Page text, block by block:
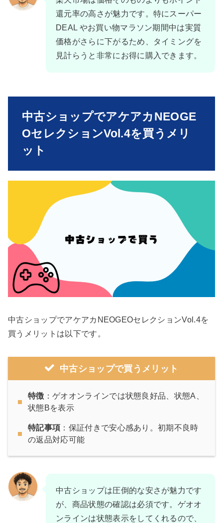
還元率の高さが魅力です。特にスーパー
DEAL やお買い物マラソン期間中は実質
価格がさらに下がるため、タイミングを
見計らうと非常にお得に購入できます。
中古ショップでアケアカNEOGE
OセレクションVol.4を買うメリ
ット
中古ショップでアケアカNEOGEOセレクションVol.4を
買うメリットは以下です。
中古ショップで買うメリット
特徴 ：ゲオオンラインでは状態良好品、状態A、
状態Bを表示
特記事項 ：保証付きで安心感あり。初期不良時
の返品対応可能
中古ショップは圧倒的な安さが魅力です
が、商品状態の確認は必須です。ゲオオ
ンラインは状態表示をしてくれるので、